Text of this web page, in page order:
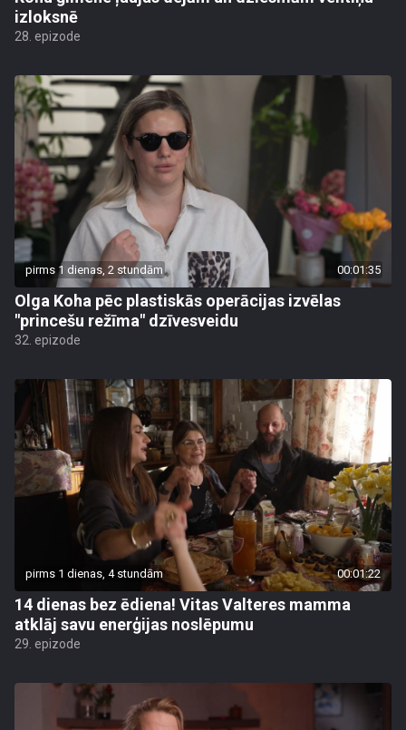
izloksnē
28. epizode
pirms 1 dienas, 2 stundām 00:01:35
Olga Koha pēc plastiskās operācijas izvēlas
"princešu režīma" dzīvesveidu
32. epizode
pirms 1 dienas, 4 stundām 00:01:22
14 dienas bez ēdiena! Vitas Valteres mamma
atklāj savu enerģijas noslēpumu
29. epizode